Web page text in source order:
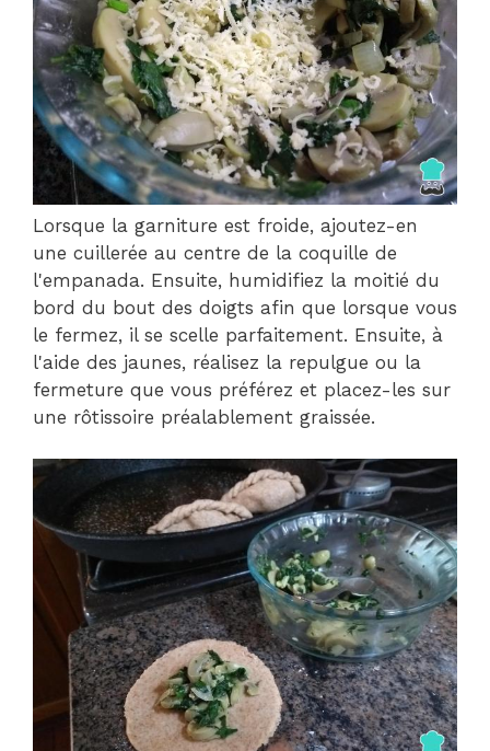
Lorsque la garniture est froide, ajoutez-en
une cuillerée au centre de la coquille de
l'empanada. Ensuite, humidifiez la moitié du
bord du bout des doigts afin que lorsque vous
le fermez, il se scelle parfaitement. Ensuite, à
l'aide des jaunes, réalisez la repulgue ou la
fermeture que vous préférez et placez-les sur
une rôtissoire préalablement graissée.